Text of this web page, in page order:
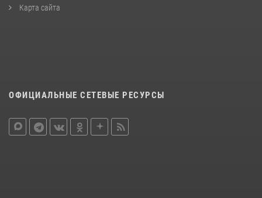
Карта сайта
ОФИЦИАЛЬНЫЕ СЕТЕВЫЕ РЕСУРСЫ